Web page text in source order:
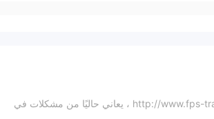
: للأسف ، موقع الويب الرسمي لـ FPS-trade ، وهو http://www.fps-trade.com/home_en ، يعاني حاليًا من مشكلات في